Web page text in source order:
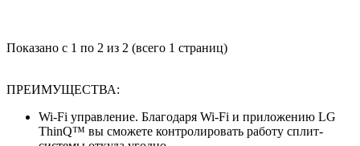
Показано с 1 по 2 из 2 (всего 1 страниц)
ПРЕИМУЩЕСТВА:
Wi-Fi управление. Благодаря Wi-Fi и приложению LG
ThinQ™ вы сможете контролировать работу сплит-